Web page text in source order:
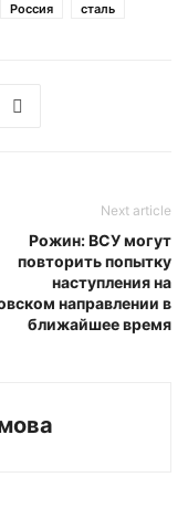
Россия сталь
Next article
Рожин: ВСУ могут
повторить попытку
наступления на
направлении в
ближайшее время